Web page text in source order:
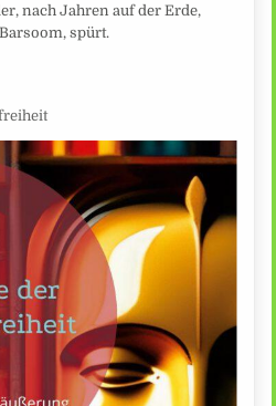
nach Jahren auf der Erde,
spürt.